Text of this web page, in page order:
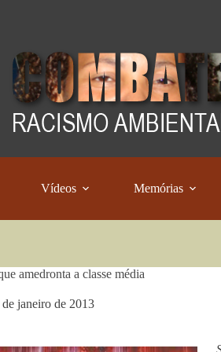
Vídeos Memórias
amedronta a classe média
de janeiro de 2013